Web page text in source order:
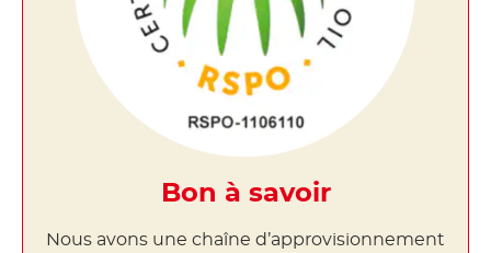
Bon à savoir
Nous avons une chaîne d’approvisionnement